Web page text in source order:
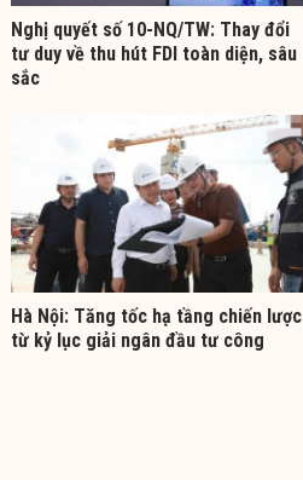
Nghị quyết số 10-NQ/TW: Thay đổi
tư duy về thu hút FDI toàn diện, sâu
sắc
Hà Nội: Tăng tốc hạ tầng chiến lược
từ kỷ lục giải ngân đầu tư công